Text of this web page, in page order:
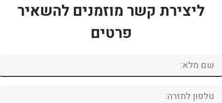
ליצירת קשר מוזמנים להשאיר
פרטים